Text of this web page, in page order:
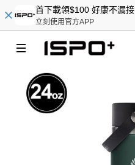
首下載領$100 好康不漏接
立刻使用官方APP